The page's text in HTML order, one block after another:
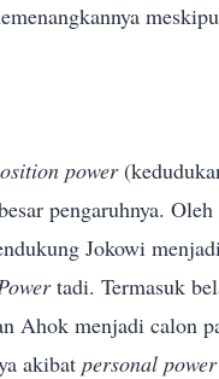
power
pengaruhnya. Oleh
Jokowi
tadi. Termasuk
Ahok menjadi calon
akibat personal power